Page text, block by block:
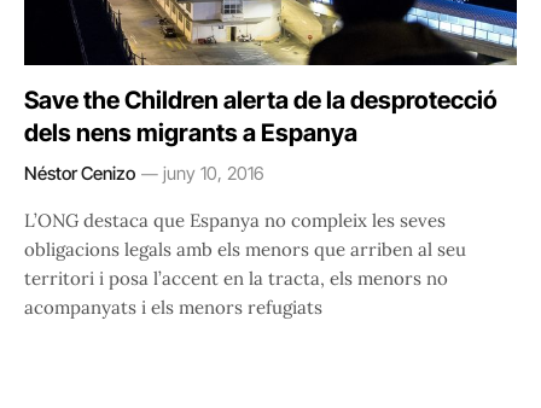
Save the Children alerta de la desprotecció
dels nens migrants a Espanya
Néstor Cenizo juny 10, 2016
L’ONG destaca que Espanya no compleix les seves
obligacions legals amb els menors que arriben al seu
territori i posa l’accent en la tracta, els menors no
acompanyats i els menors refugiats